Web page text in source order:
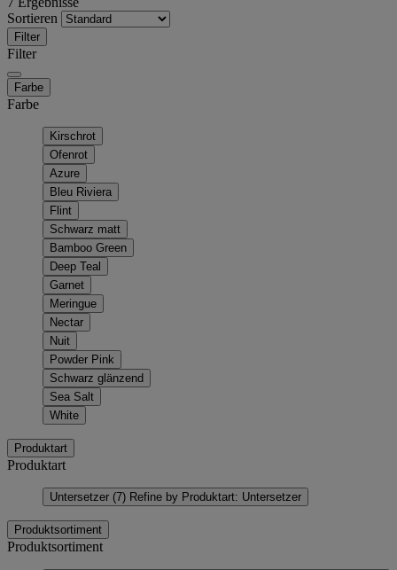
Sortieren
Filter
Filter
Farbe
Farbe
Kirschrot
Ofenrot
Azure
Bleu Riviera
Flint
Schwarz matt
Bamboo Green
Deep Teal
Garnet
Meringue
Nectar
Nuit
Powder Pink
Schwarz glänzend
Sea Salt
White
Produktart
Produktart
Untersetzer (7) Refine by Produktart: Untersetzer
Produktsortiment
Produktsortiment